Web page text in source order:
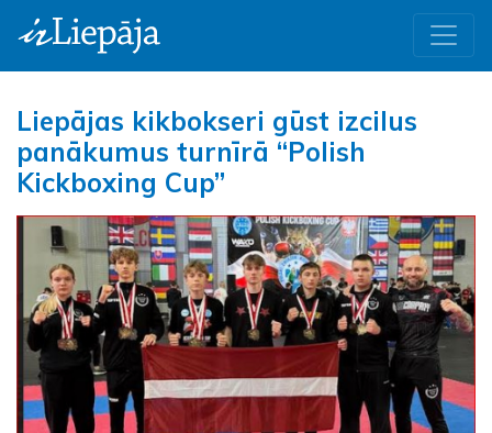
Liepājas kikbokseri gūst izcilus
panākumus turnīrā “Polish
Kickboxing Cup”